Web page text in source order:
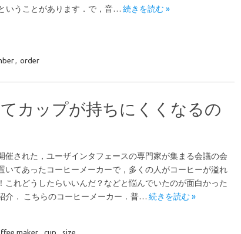
いうことがあります．で，音… 続きを読む »
, order
カップが持ちにくくなるの
催された，ユーザインタフェースの専門家が集まる会議の会
いてあったコーヒーメーカーで，多くの人がコーヒーが溢れ
これどうしたらいいんだ？などと悩んでいたのが面白かった
介． こちらのコーヒーメーカー．普… 続きを読む »
maker, cup , size